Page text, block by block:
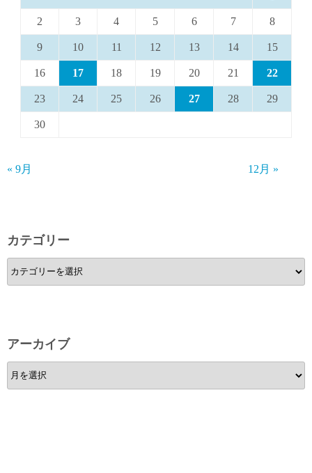
2 3 4 5 6 7 8
9 10 11 12 13 14 15
16 17 18 19 20 21 22
23 24 25 26 27 28 29
30
« 9月 12月 »
カテゴリー
カ
テ
ー
アーカイブ
ア
ー